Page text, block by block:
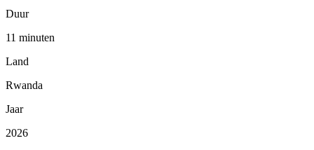
Duur
11 minuten
Land
Rwanda
Jaar
2026